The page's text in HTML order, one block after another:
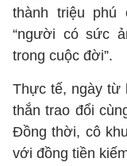
thành triệu
“người có sức
trong cuộc đời”.
Thực tế, ngày từ
thắn trao đổi
Đồng thời, cô
với đồng tiền